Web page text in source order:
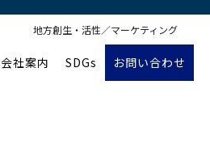
地方創生・活性／マーケティング
会社案内 SDGs お問い合わせ